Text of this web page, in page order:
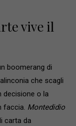
vive il
boomerang di
che scagli
decisione o la
faccia. Montedidio
carta da